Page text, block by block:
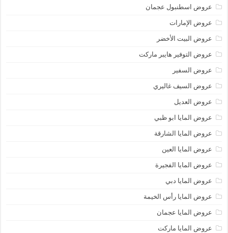
عروض اسطنبول عجمان
عروض الإمارات
عروض البيت الأخضر
عروض التوفير هايبر ماركت
عروض السفير
عروض السيف غاليري
عروض العديل
عروض المايا ابو ظبي
عروض المايا الشارقة
عروض المايا العين
عروض المايا الفجيرة
عروض المايا دبي
عروض المايا رأس الخيمة
عروض المايا عجمان
عروض المايا ماركت